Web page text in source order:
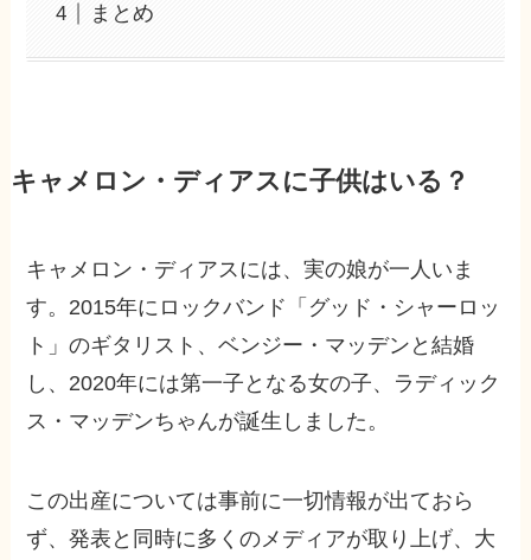
まとめ
キャメロン・ディアスに子供はいる？
キャメロン・ディアスには、実の娘が一人いま
す。2015年にロックバンド「グッド・シャーロッ
ト」のギタリスト、ベンジー・マッデンと結婚
し、2020年には第一子となる女の子、ラディック
ス・マッデンちゃんが誕生しました。
この出産については事前に一切情報が出ておら
ず、発表と同時に多くのメディアが取り上げ、大